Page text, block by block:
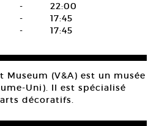
-
22:00
-
17:45
- 17:45
(V&A) est un musée
Uni). Il est spécialisé
décoratifs.